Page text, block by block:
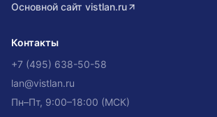
Основной сайт vistlan.ru
Контакты
+7 (495) 638-50-58
lan@vistlan.ru
Пн–Пт, 9:00–18:00 (МСК)